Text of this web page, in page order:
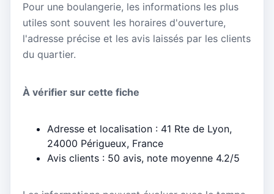
Pour une boulangerie, les informations les plus
utiles sont souvent les horaires d'ouverture,
l'adresse précise et les avis laissés par les clients
du quartier.
À vérifier sur cette fiche
Adresse et localisation : 41 Rte de Lyon,
24000 Périgueux, France
Avis clients : 50 avis, note moyenne 4.2/5